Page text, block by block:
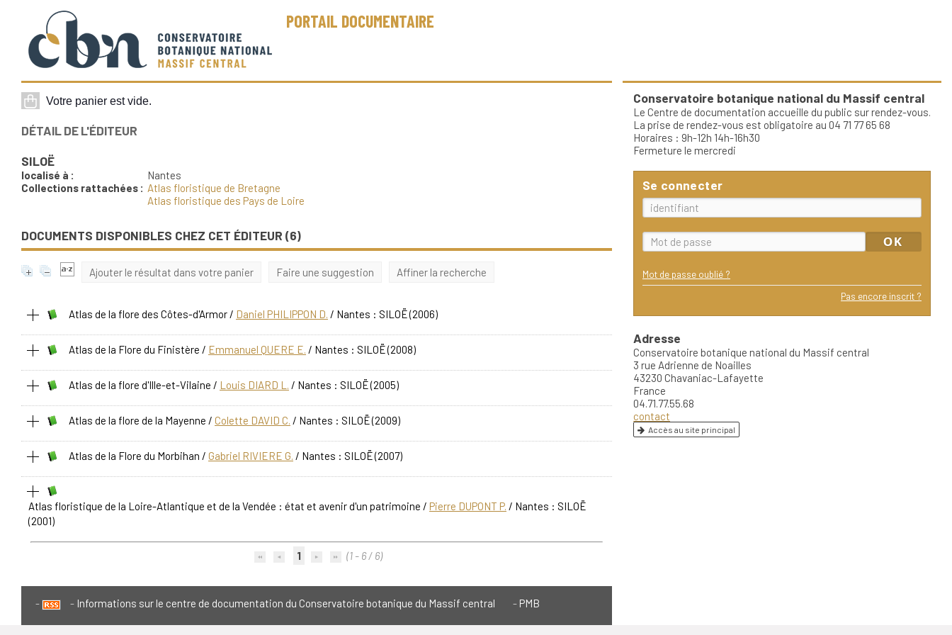
PORTAIL DOCUMENTAIRE
DÉTAIL DE L'ÉDITEUR
SILOË
localisé à :
Nantes
Collections rattachées : Atlas floristique de Bretagne
Atlas floristique des Pays de Loire
DOCUMENTS DISPONIBLES CHEZ CET ÉDITEUR (6)
Ajouter le résultat dans votre panier Faire une suggestion Affiner la recherche
Atlas de la flore des Côtes-d'Armor/ Daniel PHILIPPON D. / Nantes : SILOË (2006)
Atlas de la Flore du Finistère / Emmanuel QUERE E. / Nantes : SILOË (2008)
Atlas de la flore d'Ille-et-Vilaine / Louis DIARD L. / Nantes : SILOË (2005)
Atlas de la flore de la Mayenne / Colette DAVID C. / Nantes : SILOË (2009)
Atlas de la Flore du Morbihan / Gabriel RIVIERE G. / Nantes : SILOË (2007)
Atlas floristique de la Loire-Atlantique et de la Vendée : état et avenir d'un patrimoine / Pierre DUPONT P. / Nantes : SILOË
(2001)
1 (1 - 6 / 6)
Informations sur le centre de documentation du Conservatoire botanique du Massif central PMB
Conservatoire botanique national du Massif central
Le Centre de documentation accueille du public sur rendez-vous.
La prise de rendez-vous est obligatoire au 04 71 77 65 68
Horaires : 9h-12h 14h-16h30
Fermeture le mercredi
Se connecter
Mot de passe oublié ?
Pas encore inscrit ?
Adresse
Conservatoire botanique national du Massif central
3 rue Adrienne de Noailles
43230 Chavaniac-Lafayette
France
04.71.77.55.68
contact
Accès au site principal